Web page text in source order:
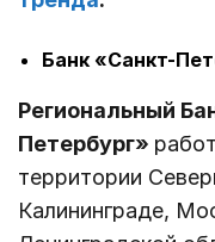
Банк «Санкт-
Региональный
Петербург»
территории
Калининграде,